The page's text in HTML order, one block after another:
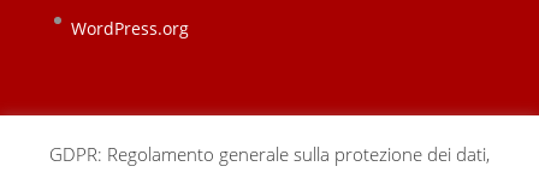
WordPress.org
GDPR: Regolamento generale sulla protezione dei dati,